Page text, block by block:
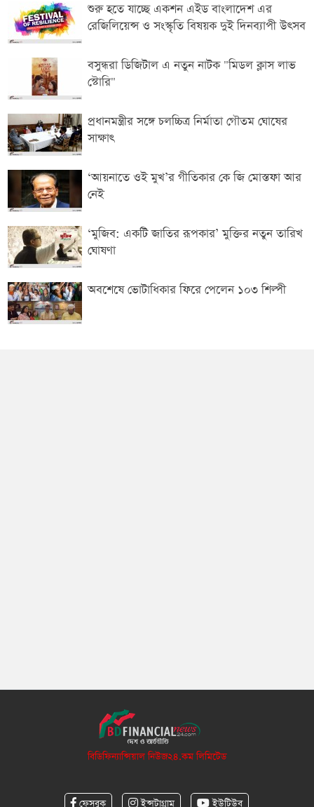
শুরু হতে যাচ্ছে একশন এইড বাংলাদেশ এর
রেজিলিয়েন্স ও সংস্কৃতি বিষয়ক দুই দিনব্যাপী উৎসব
বসুন্ধরা ডিজিটাল এ নতুন নাটক "মিডল ক্লাস লাভ
স্টোরি"
প্রধানমন্ত্রীর সঙ্গে চলচ্চিত্র নির্মাতা গৌতম ঘোষের
সাক্ষাৎ
‘আয়নাতে ওই মুখ’র গীতিকার কে জি মোস্তফা আর
নেই
‘মুজিব: একটি জাতির রূপকার’ মুক্তির নতুন তারিখ
ঘোষণা
অবশেষে ভোটাধিকার ফিরে পেলেন ১০৩ শিল্পী
বিডিফিন্যান্সিয়াল নিউজ২৪.কম লিমিটেড
ফেসবুক ইন্সটাগ্রাম ইউটিউব